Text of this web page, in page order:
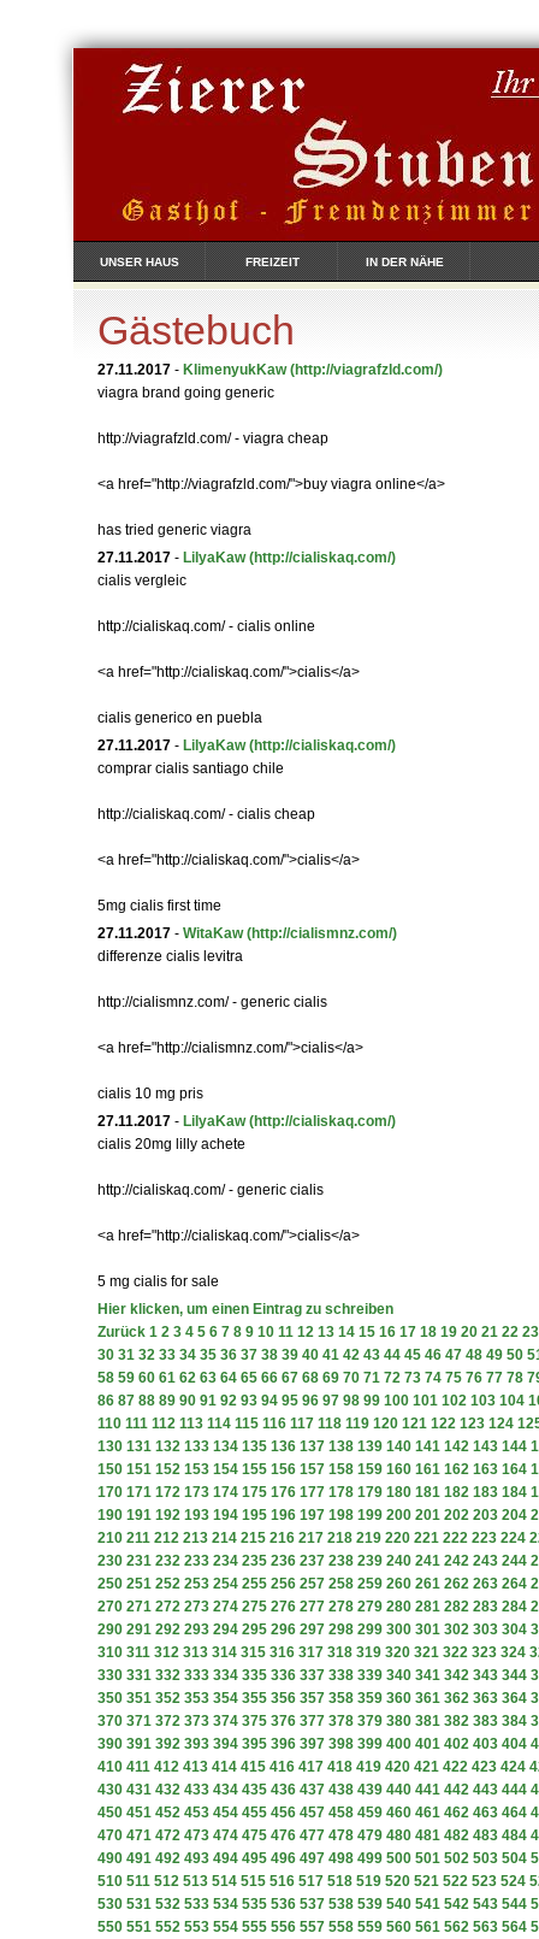
UNSER HAUS FREIZEIT IN DER NÄHE
Gästebuch
27.11.2017 - KlimenyukKaw (http://viagrafzld.com/)
viagra brand going generic
http://viagrafzld.com/ - viagra cheap
<a href="http://viagrafzld.com/">buy viagra online</a>
has tried generic viagra
27.11.2017 - LilyaKaw (http://cialiskaq.com/)
cialis vergleic
http://cialiskaq.com/ - cialis online
<a href="http://cialiskaq.com/">cialis</a>
cialis generico en puebla
27.11.2017 - LilyaKaw (http://cialiskaq.com/)
comprar cialis santiago chile
http://cialiskaq.com/ - cialis cheap
<a href="http://cialiskaq.com/">cialis</a>
5mg cialis first time
27.11.2017 - WitaKaw (http://cialismnz.com/)
differenze cialis levitra
http://cialismnz.com/ - generic cialis
<a href="http://cialismnz.com/">cialis</a>
cialis 10 mg pris
27.11.2017 - LilyaKaw (http://cialiskaq.com/)
cialis 20mg lilly achete
http://cialiskaq.com/ - generic cialis
<a href="http://cialiskaq.com/">cialis</a>
5 mg cialis for sale
Hier klicken, um einen Eintrag zu schreiben
Zurück 1 2 3 4 5 6 7 8 9 10 11 12 13 14 15 16 17 18 19 20 21 22 23
30 31 32 33 34 35 36 37 38 39 40 41 42 43 44 45 46 47 48 49 50
58 59 60 61 62 63 64 65 66 67 68 69 70 71 72 73 74 75 76 77 78
86 87 88 89 90 91 92 93 94 95 96 97 98 99 100 101 102 103 104
110 111 112 113 114 115 116 117 118 119 120 121 122 123 124
130 131 132 133 134 135 136 137 138 139 140 141 142 143 144
150 151 152 153 154 155 156 157 158 159 160 161 162 163 164
170 171 172 173 174 175 176 177 178 179 180 181 182 183 184
190 191 192 193 194 195 196 197 198 199 200 201 202 203 204
210 211 212 213 214 215 216 217 218 219 220 221 222 223 224
230 231 232 233 234 235 236 237 238 239 240 241 242 243 244
250 251 252 253 254 255 256 257 258 259 260 261 262 263 264
270 271 272 273 274 275 276 277 278 279 280 281 282 283 284
290 291 292 293 294 295 296 297 298 299 300 301 302 303 304
310 311 312 313 314 315 316 317 318 319 320 321 322 323 324
330 331 332 333 334 335 336 337 338 339 340 341 342 343 344
350 351 352 353 354 355 356 357 358 359 360 361 362 363 364
370 371 372 373 374 375 376 377 378 379 380 381 382 383 384
390 391 392 393 394 395 396 397 398 399 400 401 402 403 404
410 411 412 413 414 415 416 417 418 419 420 421 422 423 424
430 431 432 433 434 435 436 437 438 439 440 441 442 443 444
450 451 452 453 454 455 456 457 458 459 460 461 462 463 464
470 471 472 473 474 475 476 477 478 479 480 481 482 483 484
490 491 492 493 494 495 496 497 498 499 500 501 502 503 504
510 511 512 513 514 515 516 517 518 519 520 521 522 523 524
530 531 532 533 534 535 536 537 538 539 540 541 542 543 544
550 551 552 553 554 555 556 557 558 559 560 561 562 563 564